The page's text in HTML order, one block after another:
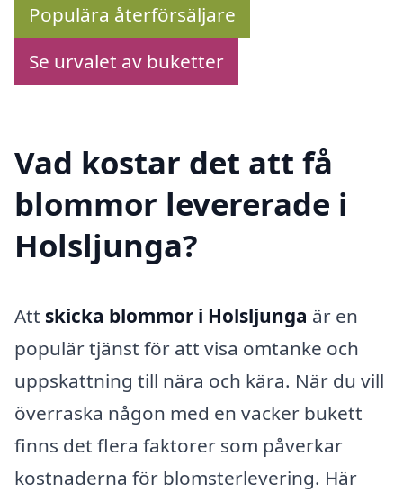
Populära återförsäljare
Se urvalet av buketter
Vad kostar det att få
blommor levererade i
Holsljunga?
Att skicka blommor i Holsljunga är en
populär tjänst för att visa omtanke och
uppskattning till nära och kära. När du vill
överraska någon med en vacker bukett
finns det flera faktorer som påverkar
kostnaderna för blomsterlevering. Här